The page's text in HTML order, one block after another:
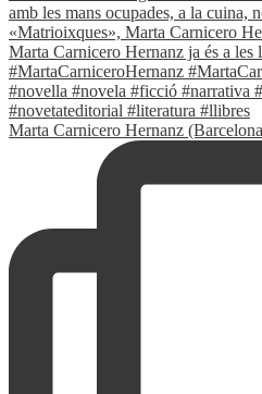
Marta Carnicero Hernanz